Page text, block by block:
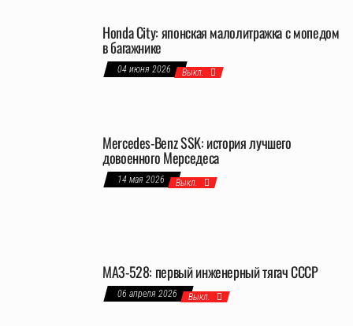
Honda City: японская малолитражка с мопедом
в багажнике
04 июня 2026 Выкл.
Mercedes-Benz SSK: история лучшего
довоенного Мерседеса
14 мая 2026 Выкл.
МАЗ-528: первый инженерный тягач СССР
06 апреля 2026 Выкл.